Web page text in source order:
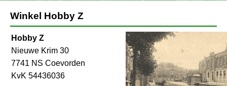
Winkel Hobby Z
Hobby Z
Nieuwe Krim 30
7741 NS Coevorden
KvK 54436036